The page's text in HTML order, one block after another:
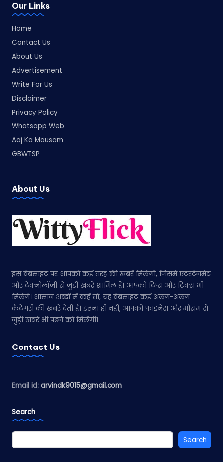
Our Links
Home
Contact Us
About Us
Advertisement
Write For Us
Disclaimer
Privacy Policy
Whatsapp Web
Aaj Ka Mausam
GBWTSP
About Us
इस वेबसाइट पर आपको कई तरह की खबरें मिलेंगी, जिसमें एंटरटेनमेंट
और टेक्नोलॉजी से जुड़ी खबरें शामिल हैं। आपको टिप्स और ट्रिक्स भी
मिलेंगे। आसान शब्दों में कहें तो, यह वेबसाइट कई अलग-अलग
कैटेगरी की खबरें देती है। इतना ही नहीं, आपको फाइनेंस और मौसम से
जुड़ी खबरें भी पढ़ने को मिलेंगी।
Contact Us
Email id: arvindk9015@gmail.com
Search
Search